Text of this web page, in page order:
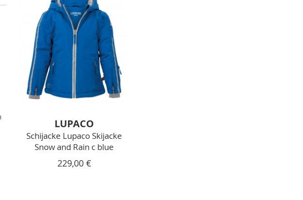
LUPACO
Schijacke Lupaco Skijacke
Snow and Rain c blue
229,00 €